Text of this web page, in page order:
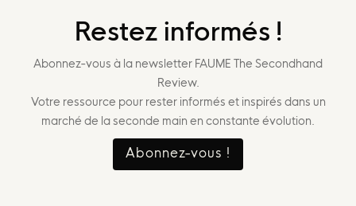
Restez informés !
Abonnez-vous à la newsletter FAUME The Secondhand
Review.
Votre ressource pour rester informés et inspirés dans un
marché de la seconde main en constante évolution.
Abonnez-vous !